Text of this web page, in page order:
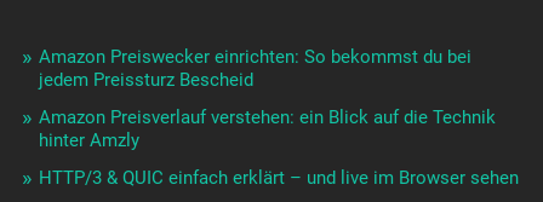
Amazon Preiswecker einrichten: So bekommst du bei
jedem Preissturz Bescheid
Amazon Preisverlauf verstehen: ein Blick auf die Technik
hinter Amzly
HTTP/3 & QUIC einfach erklärt – und live im Browser sehen